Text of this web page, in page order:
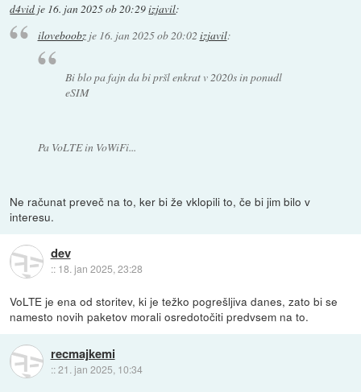
d4vid je 16. jan 2025 ob 20:29izjavil:
iloveboobzje 16. jan 2025 ob 20:02 izjavil:
Bi blo pa fajn da bi pršl enkrat v 2020s in ponudl
eSIM
Pa VoLTE in VoWiFi...
Ne računat preveč na to, ker bi že vklopili to, če bi jim bilo v
interesu.
dev
:: 18. jan 2025, 23:28
VoLTE je ena od storitev, ki je težko pogrešljiva danes, zato bi se
namesto novih paketov morali osredotočiti predvsem na to.
recmajkemi
::21. jan 2025, 10:34